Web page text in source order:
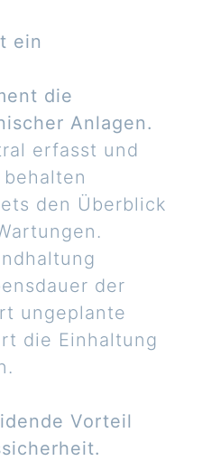
ein
die
Anlagen.
erfasst und
den Überblick
der
ungeplante
die Einhaltung
Vorteil